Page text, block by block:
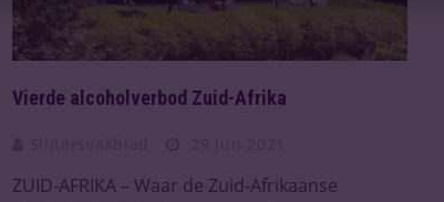
Vierde alcoholverbod Zuid-Afrika
ZUID-AFRIKA – Waar de Zuid-Afrikaanse